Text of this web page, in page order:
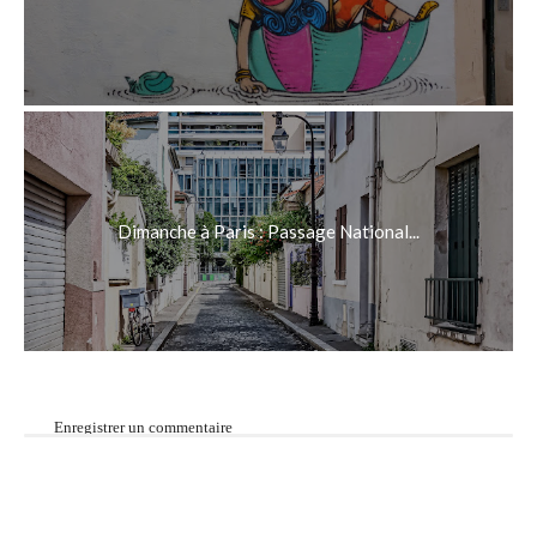
Dimanche à Paris : Passage National...
Enregistrer un commentaire